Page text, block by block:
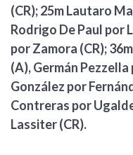
(CR); 25m Lautaro
Rodrigo De Paul por
por Zamora (CR);
(A), Germán
González por
Contreras por
Lassiter (CR).